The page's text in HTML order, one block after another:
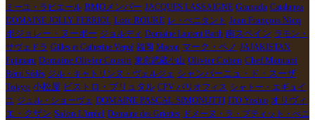
ミーユ・ラピエール BMOメンバー JACQUES LASSAIGNE Granada Catalunya
DOMAINE JOLLY FERRIOL Loïc ROURE レ・ぺニタント Jean François Nicq
ボジョレー・ヌーボー ジョルディ Domaine Laurent Barth 南スペイン ラモン・
サヴェドラ Gilles et Catherine Vergé 福岡 Macon マーク・ペノ JAJAKISTAN
Fujimaru Domaine Olivier Cousin 東京武蔵小山 Olivier Cohen Chef Mantani
Rémi Sédès ジル・キャトリンヌ・ヴェルジェ シャンパーニュ・ド・スーザ
Tokyo 小松屋 ビストロ・ブリュタル CPV パリオフィス シャトー・エギュイ
ユ ジュル・ショーヴェ DOMAINE PASCAL SIMONUTTI ITO Yoshio オリヴィ
エ・クザン Salon L'irréel Domaine des Griottes ドメーヌ・ラ・プティット・べニ